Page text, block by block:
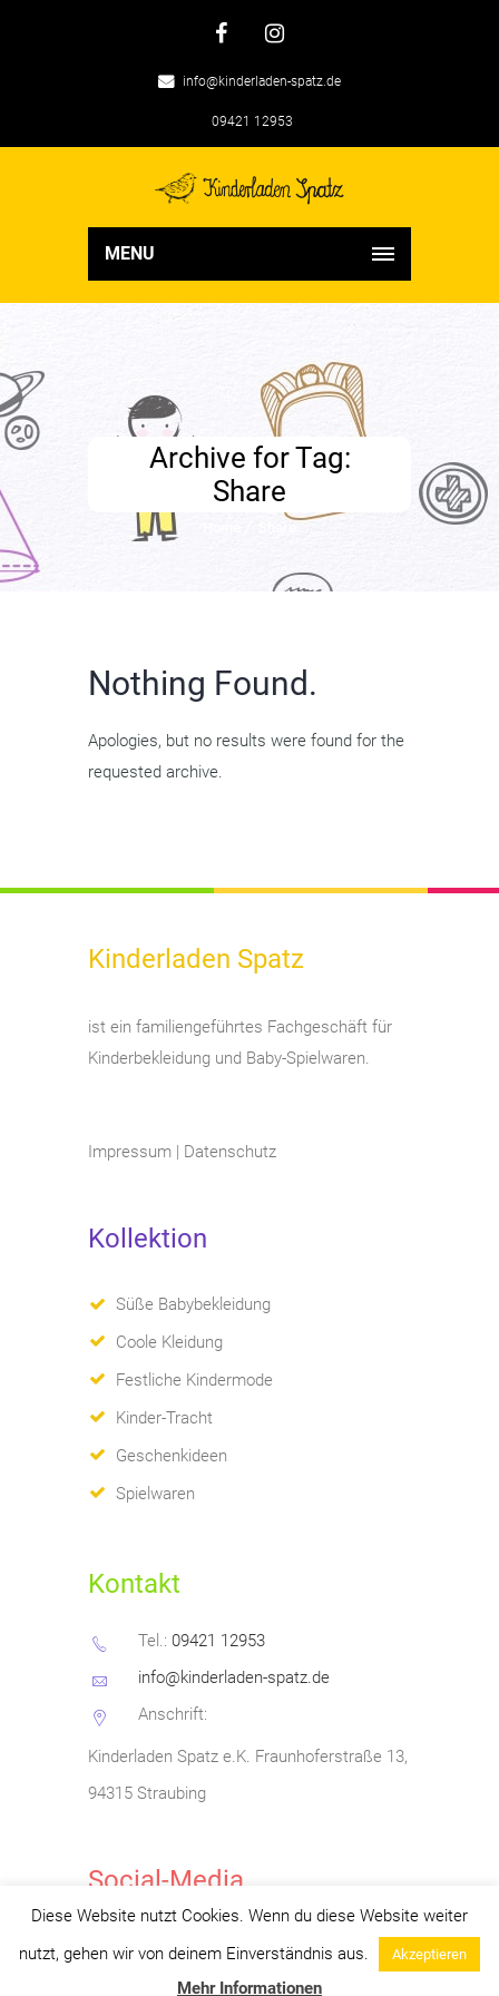
info@kinderladen-spatz.de
09421 12953
MENU
Archive for Tag:
Share
Nothing Found.
Apologies, but no results were found for the
requested archive.
Kinderladen Spatz
ist ein familiengeführtes Fachgeschäft für
Kinderbekleidung und Baby-Spielwaren.
Impressum | Datenschutz
Kollektion
Süße Babybekleidung
Coole Kleidung
Festliche Kindermode
Kinder-Tracht
Geschenkideen
Spielwaren
Kontakt
Tel.: 09421 12953
info@kinderladen-spatz.de
Anschrift:
Kinderladen Spatz e.K. Fraunhoferstraße 13,
94315 Straubing
Social-Media
Diese Website nutzt Cookies. Wenn du diese Website weiter
nutzt, gehen wir von deinem Einverständnis aus.
Akzeptieren
Mehr Informationen